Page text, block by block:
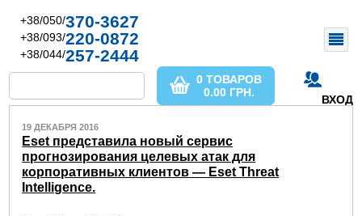
+38/050/370-3627
+38/093/220-0872
+38/044/257-2444
ВХОД
0 ТОВАРОВ
0.00 ГРН.
19 ДЕКАБРЯ 2016
Eset представила новый сервис
прогнозирования целевых атак для
корпоративных клиентов — Eset Threat
Intelligence.